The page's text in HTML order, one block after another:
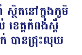
ស្ថិតនៅក្នុងភូមិ
េត្ដកំពង់ស្ពឺ
ក់ បានជ្រុះលុយ